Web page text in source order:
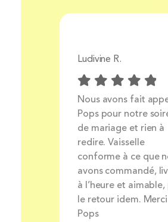
Ludivine R.
Nous avons fait
Pops pour notre
de mariage et rien à
redire. Vaisselle
conforme à ce que
avons commandé,
à l’heure et
le retour idem. Merci
Pops